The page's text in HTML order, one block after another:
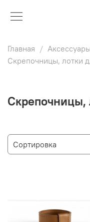
Главная
Скрепочницы, лотки
Скрепочницы,